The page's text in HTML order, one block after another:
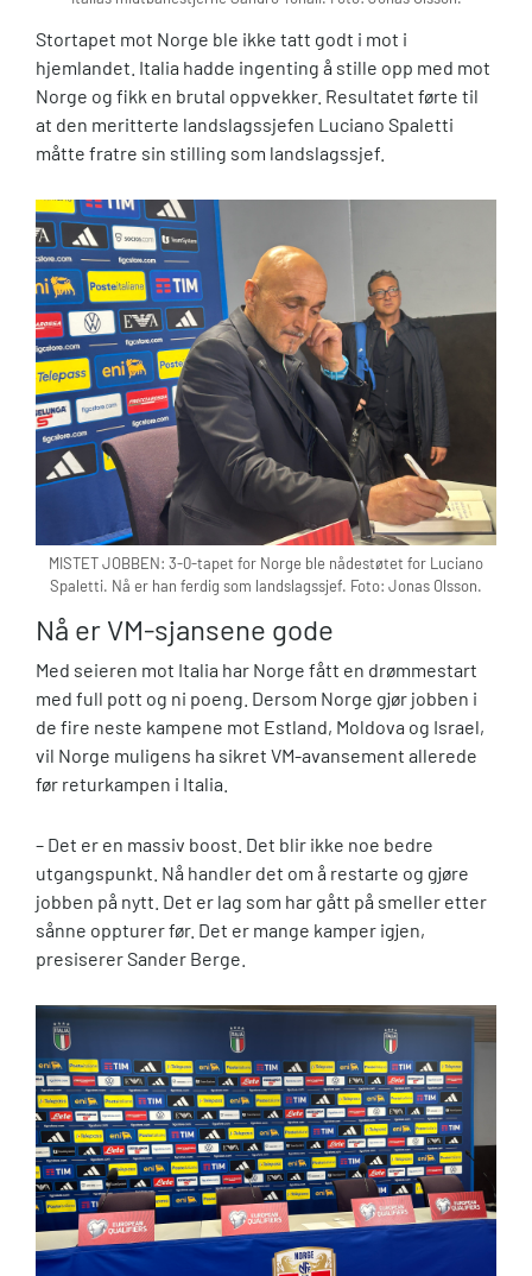
Stortapet mot Norge ble ikke tatt godt i mot i
hjemlandet. Italia hadde ingenting å stille opp med mot
Norge og fikk en brutal oppvekker. Resultatet førte til
at den meritterte landslagssjefen Luciano Spaletti
måtte fratre sin stilling som landslagssjef.
MISTET JOBBEN: 3-0-tapet for Norge ble nådestøtet for Luciano
Spaletti. Nå er han ferdig som landslagssjef. Foto: Jonas Olsson.
Nå er VM-sjansene gode
Med seieren mot Italia har Norge fått en drømmestart
med full pott og ni poeng. Dersom Norge gjør jobben i
de fire neste kampene mot Estland, Moldova og Israel,
vil Norge muligens ha sikret VM-avansement allerede
før returkampen i Italia.
– Det er en massiv boost. Det blir ikke noe bedre
utgangspunkt. Nå handler det om å restarte og gjøre
jobben på nytt. Det er lag som har gått på smeller etter
sånne oppturer før. Det er mange kamper igjen,
presiserer Sander Berge.